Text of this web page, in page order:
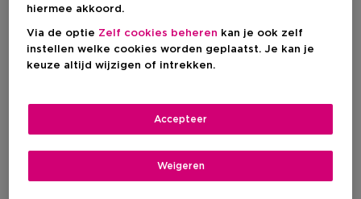
hiermee akkoord.
Via de optie Zelf cookies beheren kan je ook zelf
instellen welke cookies worden geplaatst. Je kan je
keuze altijd wijzigen of intrekken.
Weigeren
Accepteer